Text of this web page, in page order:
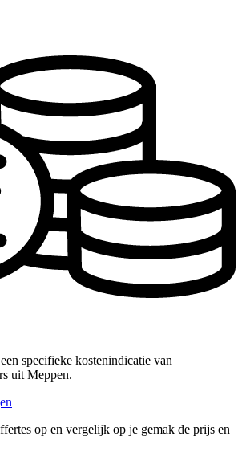
specifieke kostenindicatie van
uit Meppen.
op en vergelijk op je gemak de prijs en